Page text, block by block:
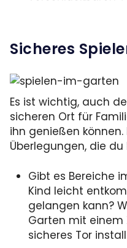
Sicheres
Es ist wichtig, auch
sicheren Ort für
ihn genießen können.
Überlegungen, die
Gibt es Bereiche
Kind leicht
gelangen kann?
Garten mit einem
sicheres Tor